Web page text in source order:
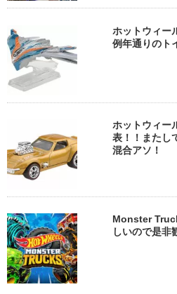
ホットウィー
例年通りのト
ホットウィー
表！！またし
混合アソ！
Monster
しいので是非